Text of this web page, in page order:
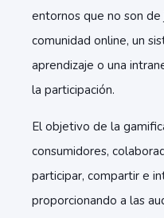
entornos que no son
comunidad online, un
aprendizaje o una
la participación.
El objetivo de la
consumidores,
participar, compartir e
proporcionando a las